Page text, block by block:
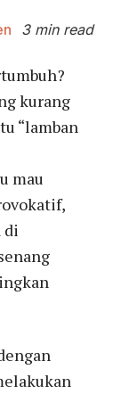
3 min read
kurang
“lamban
mau
di